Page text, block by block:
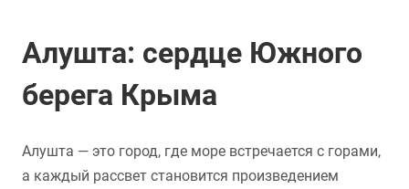
Алушта: сердце Южного
берега Крыма
Алушта — это город, где море встречается с горами,
а каждый рассвет становится произведением